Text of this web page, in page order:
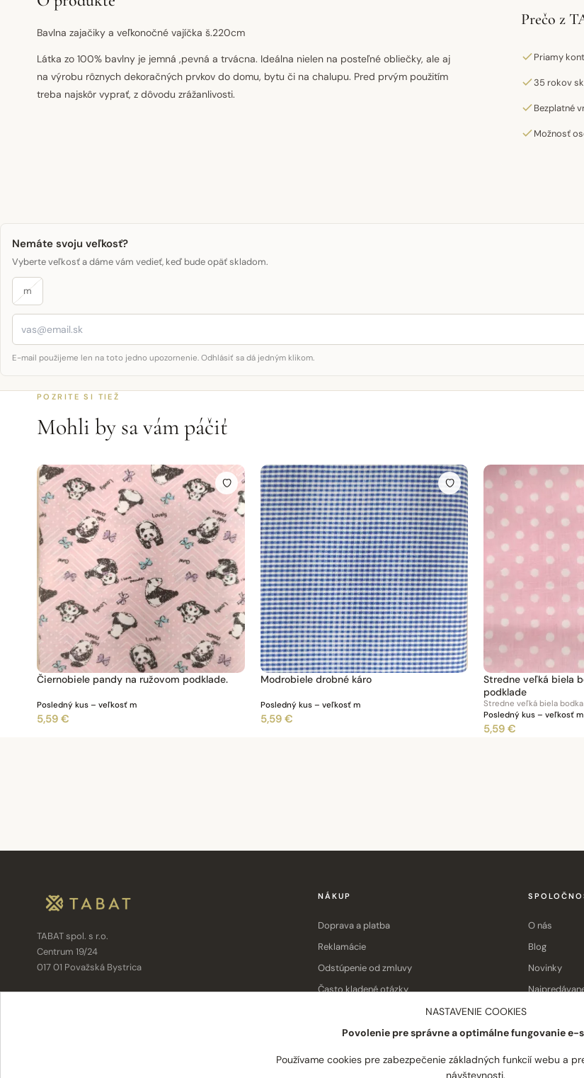
Bavlna zajačiky a veľkonočné vajíčka š.220cm
Látka zo 100% bavlny je jemná ,pevná a trvácna. Ideálna nielen na posteľné obliečky, ale aj
na výrobu rôznych dekoračných prvkov do domu, bytu či na chalupu. Pred prvým použitím
treba najskôr vyprať, z dôvodu zrážanlivosti.
Prečo z
Priamy
35 rokov
Bezplatné
Možnosť
Nemáte svoju veľkosť?
Vyberte veľkosť a dáme vám vedieť, keď bude opäť skladom.
m
E-mail použijeme len na toto jedno upozornenie. Odhlásiť sa dá jedným klikom.
POZRITE SI TIEŽ
Mohli by sa vám páčiť
Čiernobiele pandy na ružovom podklade.
Posledný kus – veľkosť m
5,59 €
Modrobiele drobné káro
Posledný kus – veľkosť m
5,59 €
Stredne veľká biela
podklade
Stredne veľká biela
Posledný kus – veľkosť m
5,59 €
TABAT spol. s r.o.
Centrum 19/24
017 01 Považská Bystrica
NÁKUP
Doprava a platba
Reklamácie
Odstúpenie od zmluvy
Často kladené otázky
O nás
Blog
Novinky
NASTAVENIE COOKIES
Povolenie pre správne a optimálne fungovanie e-
Používame cookies pre zabezpečenie základných funkcií webu a
návštevnosti.